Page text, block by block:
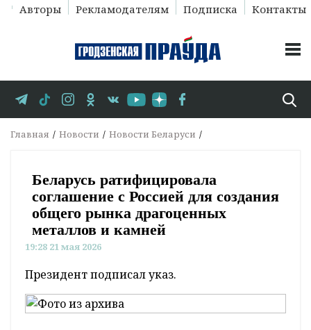
Авторы Рекламодателям Подписка Контакты
Главная Новости Новости Беларуси
Беларусь ратифицировала
соглашение с Россией для создания
общего рынка драгоценных
металлов и камней
19:28 21 мая 2026
Президент подписал указ.